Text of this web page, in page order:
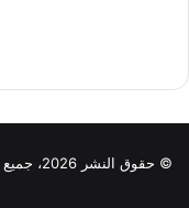
© حقوق النشر 2026، جميع الحقوق محفوظة |